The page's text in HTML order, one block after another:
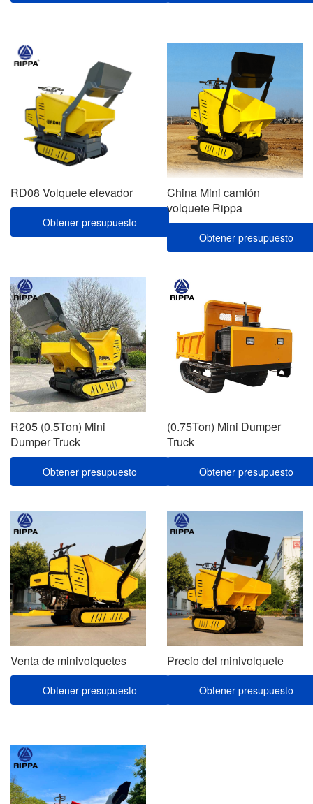
RD08 Volquete elevador
Obtener presupuesto
China Mini camión
volquete Rippa
Obtener presupuesto
R205 (0.5Ton) Mini
Dumper Truck
Obtener presupuesto
(0.75Ton) Mini Dumper
Truck
Obtener presupuesto
Venta de minivolquetes
Obtener presupuesto
Precio del minivolquete
Obtener presupuesto